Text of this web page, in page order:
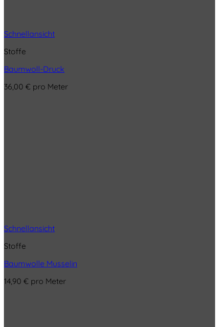
Schnellansicht
Stoffe
Baumwoll-Druck
36,00 € pro Meter
Schnellansicht
Stoffe
Baumwolle Musselin
14,90 € pro Meter